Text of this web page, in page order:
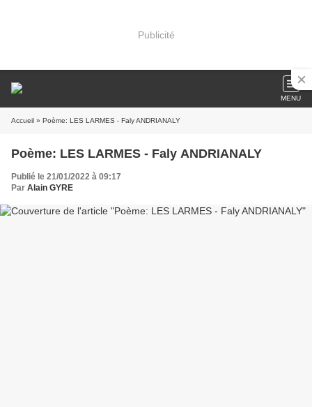
Publicité
MENU
Accueil » Poème: LES LARMES - Faly ANDRIANALY
Poème: LES LARMES - Faly ANDRIANALY
Publié le 21/01/2022 à 09:17
Par Alain GYRE